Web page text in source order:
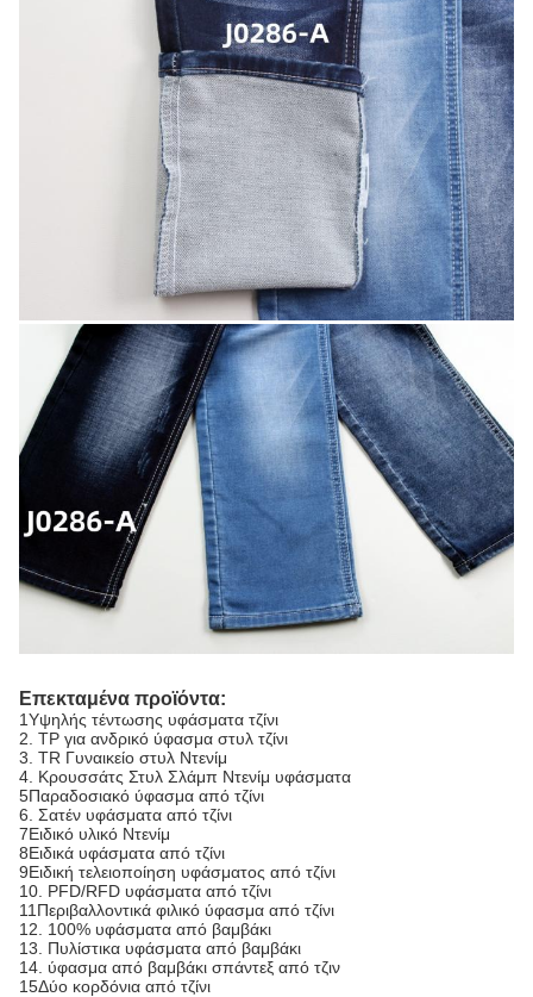
Επεκταμένα προϊόντα:
1Υψηλής τέντωσης υφάσματα τζίνι
2. ΤΡ για ανδρικό ύφασμα στυλ τζίνι
3. TR Γυναικείο στυλ Ντενίμ
4. Κρουσσάτς Στυλ Σλάμπ Ντενίμ υφάσματα
5Παραδοσιακό ύφασμα από τζίνι
6. Σατέν υφάσματα από τζίνι
7Ειδικό υλικό Ντενίμ
8Ειδικά υφάσματα από τζίνι
9Ειδική τελειοποίηση υφάσματος από τζίνι
10. PFD/RFD υφάσματα από τζίνι
11Περιβαλλοντικά φιλικό ύφασμα από τζίνι
12. 100% υφάσματα από βαμβάκι
13. Πυλίστικα υφάσματα από βαμβάκι
14. ύφασμα από βαμβάκι σπάντεξ από τζιν
15Δύο κορδόνια από τζίνι